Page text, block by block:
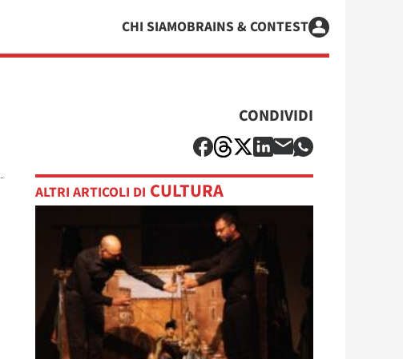
CHI SIAMOBRAINS & CONTEST
CONDIVIDI
ALTRI ARTICOLI DI CULTURA